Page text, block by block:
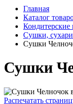
Главная
Каталог
Кондитерские
Сушки,
Сушки
Сушки
Распечатать